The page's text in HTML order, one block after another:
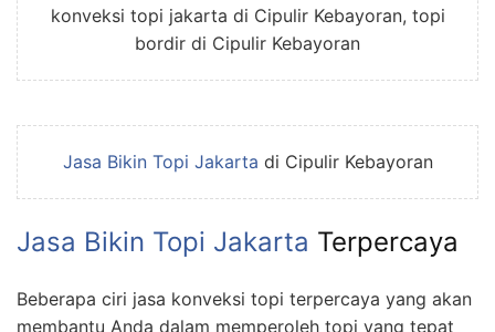
konveksi topi jakarta di Cipulir Kebayoran, topi
bordir di Cipulir Kebayoran
Jasa Bikin Topi Jakarta di Cipulir Kebayoran
Jasa Bikin Topi Jakarta Terpercaya
Beberapa ciri jasa konveksi topi terpercaya yang akan
membantu Anda dalam memperoleh topi yang tepat